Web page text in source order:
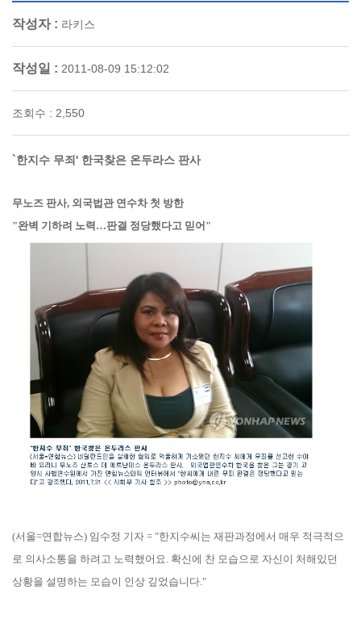
작성자 : 라키스
작성일 : 2011-08-09 15:12:02
조회수 : 2,550
`한지수 무죄' 한국찾은 온두라스 판사
무노즈 판사, 외국법관 연수차 첫 방한
"완벽 기하려 노력…판결 정당했다고 믿어"
(서울=연합뉴스) 임수정 기자 = "한지수씨는 재판과정에서 매우 적극적으
로 의사소통을 하려고 노력했어요. 확신에 찬 모습으로 자신이 처해있던
상황을 설명하는 모습이 인상 깊었습니다."